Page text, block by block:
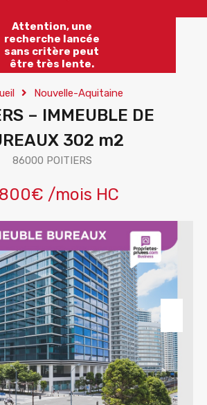
Attention, une
recherche lancée
sans critère peut
être très lente.
Nouvelle-Aquitaine
– IMMEUBLE DE
302 m2
86000 POITIERS
/mois HC